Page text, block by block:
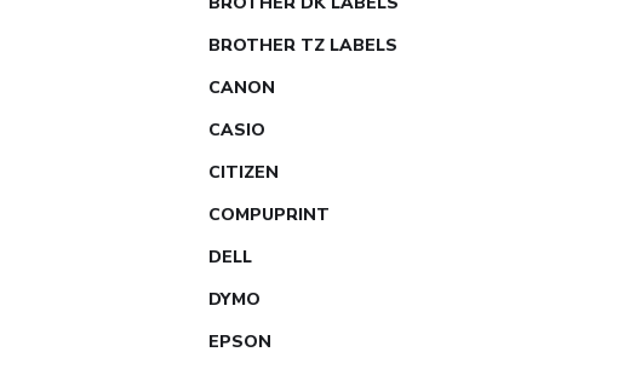
BROTHER TZ LABELS
CANON
CASIO
CITIZEN
COMPUPRINT
DELL
DYMO
EPSON